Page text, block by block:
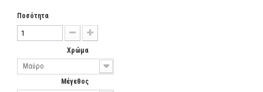
Ποσότητα
Χρώμα
Μαύρο
Μέγεθος